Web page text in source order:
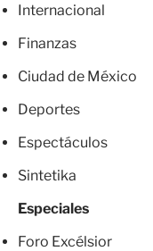
Internacional
Finanzas
Ciudad de México
Deportes
Espectáculos
Sintetika
Especiales
Foro Excélsior